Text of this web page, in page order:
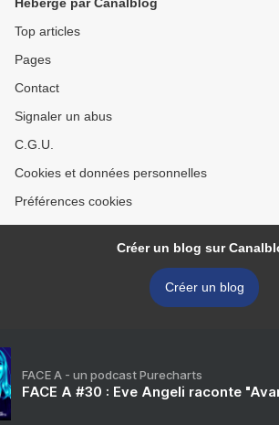
Top articles
Pages
Contact
Signaler un abus
C.G.U.
Cookies et données personnelles
Préférences cookies
Créer un blog sur
Créer un blog
FACE A - un podcast Purecharts
FACE A #30 : Eve Angeli raconte